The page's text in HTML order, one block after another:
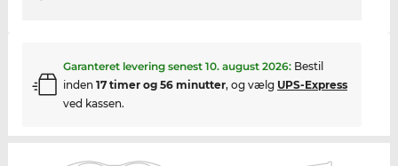
Garanteret levering senest 10. august 2026: Bestil
inden 17 timer og 56 minutter, og vælg UPS-Express
ved kassen.